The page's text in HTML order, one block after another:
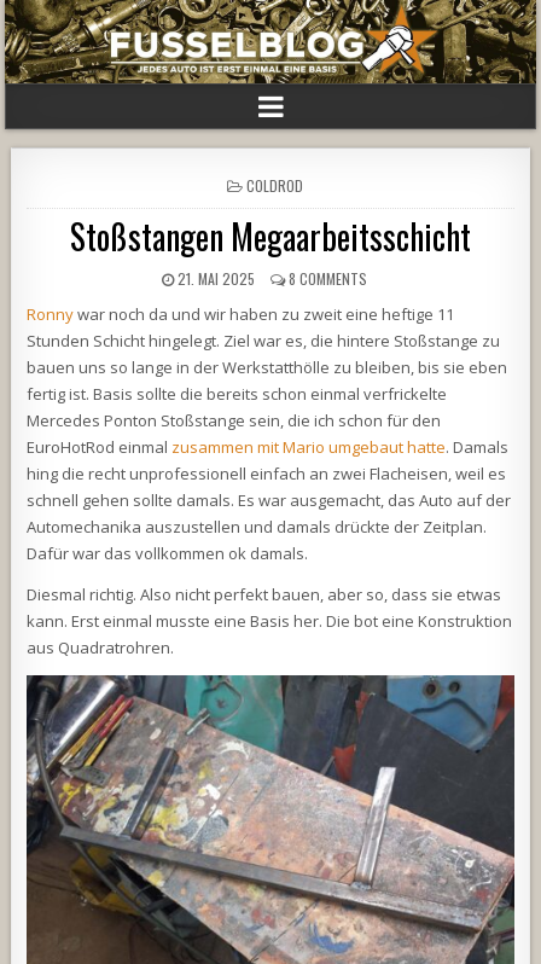
POSTED
IN
COLDROD
Stoßstangen Megaarbeitsschicht
21. MAI 2025 8 COMMENTS
Ronnywar noch da und wir haben zu zweit eine heftige 11
Stunden Schicht hingelegt. Ziel war es, die hintere Stoßstange zu
bauen uns so lange in der Werkstatthölle zu bleiben, bis sie eben
fertig ist. Basis sollte die bereits schon einmal verfrickelte
Mercedes Ponton Stoßstange sein, die ich schon für den
EuroHotRod einmal zusammen mit Mario umgebaut hatte. Damals
hing die recht unprofessionell einfach an zwei Flacheisen, weil es
schnell gehen sollte damals. Es war ausgemacht, das Auto auf der
Automechanika auszustellen und damals drückte der Zeitplan.
Dafür war das vollkommen ok damals.
Diesmal richtig. Also nicht perfekt bauen, aber so, dass sie etwas
kann. Erst einmal musste eine Basis her. Die bot eine Konstruktion
aus Quadratrohren.